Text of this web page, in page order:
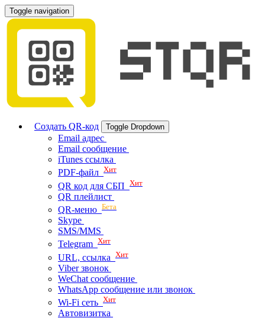
Toggle navigation
Создать QR-код Toggle Dropdown
Email адрес
Email сообщение
iTunes ссылка
PDF-файл Хит
QR код для СБП Хит
QR плейлист
QR-меню Бета
Skype
SMS/MMS
Telegram Хит
URL, ссылка Хит
Viber звонок
WeChat сообщение
WhatsApp сообщение или звонок
Wi-Fi сеть Хит
Автовизитка